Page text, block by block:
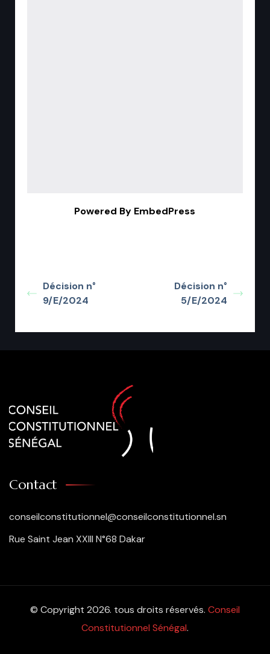
Powered By EmbedPress
Décision n°
9/E/2024
Décision n°
5/E/2024
Contact
conseilconstitutionnel@conseilconstitutionnel.sn
Rue Saint Jean XXIII N°68 Dakar
© Copyright 2026. tous droits réservés. Conseil
Constitutionnel Sénégal.